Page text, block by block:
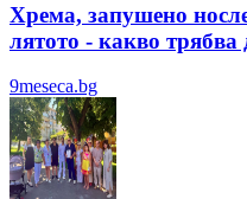
Хрема, запушено
лятотo - какво трябва
9meseca.bg